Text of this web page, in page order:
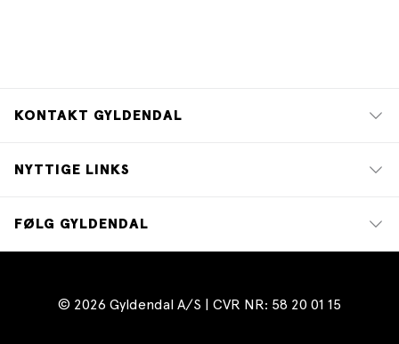
KONTAKT GYLDENDAL
NYTTIGE LINKS
FØLG GYLDENDAL
© 2026 Gyldendal A/S | CVR NR: 58 20 01 15